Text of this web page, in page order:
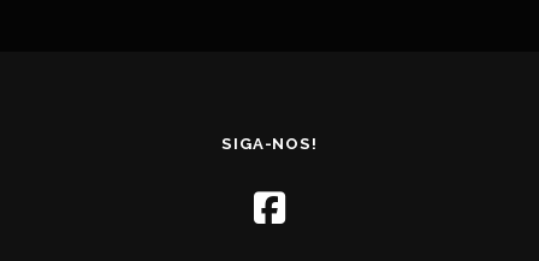
SIGA-NOS!